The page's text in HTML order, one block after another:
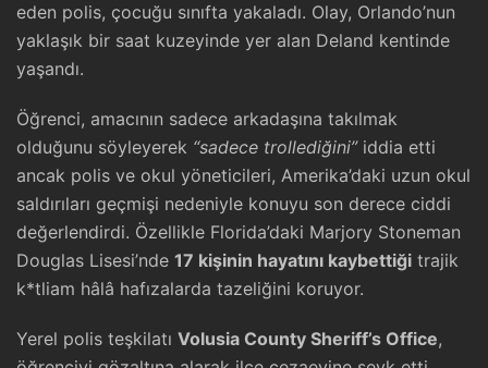
eden polis, çocuğu sınıfta yakaladı. Olay, Orlando’nun
yaklaşık bir saat kuzeyinde yer alan Deland kentinde
yaşandı.
Öğrenci, amacının sadece arkadaşına takılmak
olduğunu söyleyerek “sadece trollediğini”iddia etti
ancak polis ve okul yöneticileri, Amerika’daki uzun okul
saldırıları geçmişi nedeniyle konuyu son derece ciddi
değerlendirdi. Özellikle Florida’daki Marjory Stoneman
Douglas Lisesi’nde 17 kişinin hayatını kaybettiği trajik
k*tliam hâlâ hafızalarda tazeliğini koruyor.
Yerel polis teşkilatı Volusia County Sheriff’s Office,